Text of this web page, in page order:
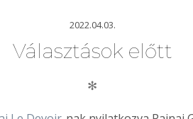
2022.04.03.
Választások előtt
✻